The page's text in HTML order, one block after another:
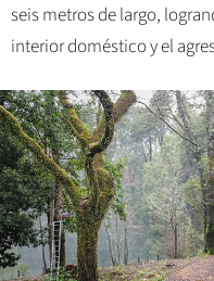
seis metros de largo,
interior doméstico y el